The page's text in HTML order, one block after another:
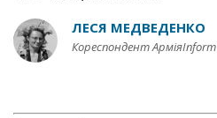
ЛЕСЯ МЕДВЕДЕНКО
Кореспондент АрміяInform